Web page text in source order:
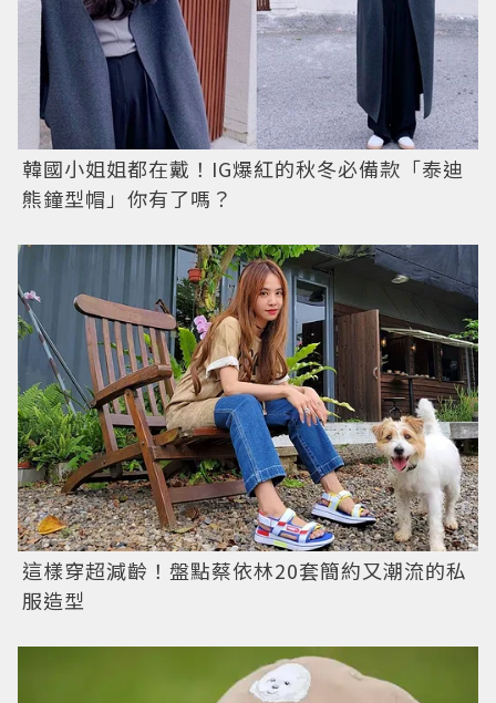
韓國小姐姐都在戴！IG爆紅的秋冬必備款「泰迪
熊鐘型帽」你有了嗎？
這樣穿超減齡！盤點蔡依林20套簡約又潮流的私
服造型